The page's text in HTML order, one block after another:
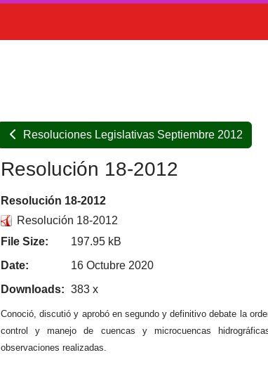
Resoluciones Legislativas Septiembre 2012
Resolución 18-2012
Resolución 18-2012
Resolución 18-2012
File Size:
197.95 kB
Date:
16 Octubre 2020
Downloads: 383 x
Conoció, discutió y aprobó en segundo y definitivo debate la
control y manejo de cuencas y microcuencas
observaciones realizadas.